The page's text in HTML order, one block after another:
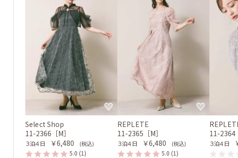
Select Shop
11-2366［M］
３泊４日 ￥6,480 (税込)
5.0 (1)
REPLETE
11-2365［M］
３泊４日 ￥6,480 (税込)
5.0 (1)
11-2364
３泊４日